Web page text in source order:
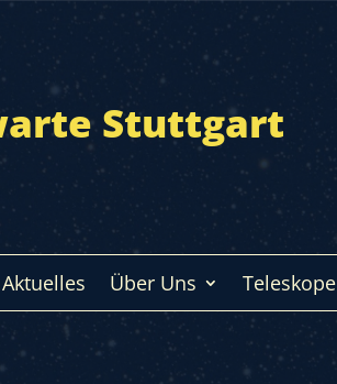
Stuttgart
Aktuelles Über Uns Teleskope